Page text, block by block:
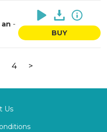
-
BUY
4 >
Us